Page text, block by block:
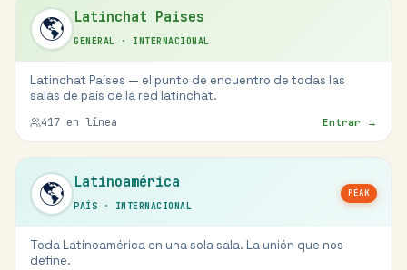
🌎 Latinchat Paises
GENERAL · INTERNACIONAL
Latinchat Países — el punto de encuentro de todas las
salas de país de la red latinchat.
417 en línea Entrar →
🌎 Latinoamérica
PAÍS · INTERNACIONAL
PEAK
Toda Latinoamérica en una sola sala. La unión que nos
define.